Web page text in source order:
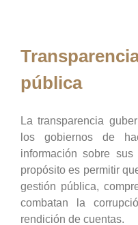
pública
La transparencia
los gobiernos de
información sobre
propósito es permitir
gestión pública,
combatan la
rendición de cuentas.